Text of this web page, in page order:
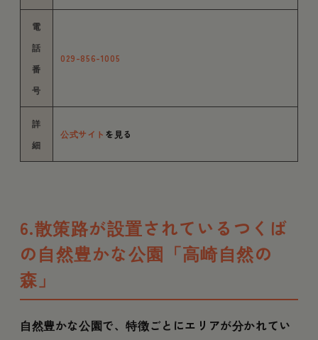
電
話
番
号
029-856-1005
詳
細
公式サイト を見る
6.散策路が設置されているつくば
の自然豊かな公園「高崎自然の
森」
自然豊かな公園で、特徴ごとにエリアが分かれてい